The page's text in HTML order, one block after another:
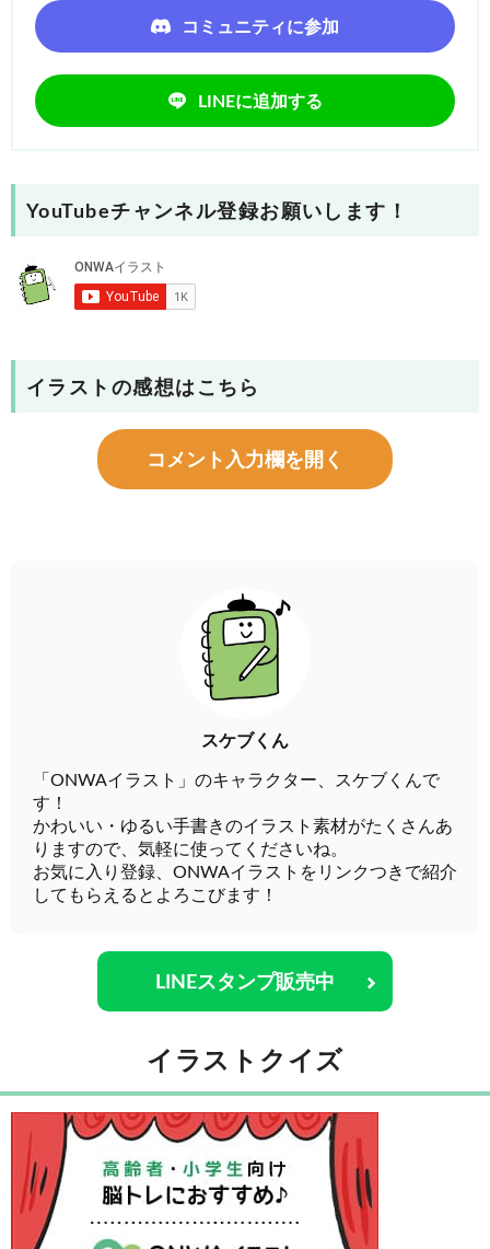
コミュニティに参加
LINEに追加する
YouTubeチャンネル登録お願いします！
イラストの感想はこちら
コメント入力欄を開く
スケブくん
「ONWAイラスト」のキャラクター、スケブくんで
す！
かわいい・ゆるい手書きのイラスト素材がたくさんあ
りますので、気軽に使ってくださいね。
お気に入り登録、ONWAイラストをリンクつきで紹介
してもらえるとよろこびます！
LINEスタンプ販売中
イラストクイズ